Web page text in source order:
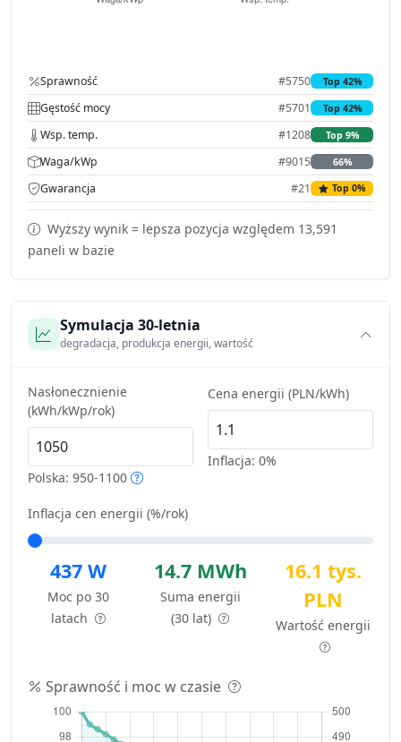
Sprawność #5750 Top 42%
Gęstość mocy #5701 Top 42%
Wsp. temp. #1208 Top 9%
Waga/kWp #9015 66%
Gwarancja #21 Top 0%
Wyższy wynik = lepsza pozycja względem 13,591
paneli w bazie
Symulacja 30-letnia
degradacja, produkcja energii, wartość
Nasłonecznienie
(kWh/kWp/rok)
Polska: 950-1100
Cena energii (PLN/kWh)
Inflacja: 0%
Inflacja cen energii (%/rok)
437 W
Moc po 30
latach
14.7 MWh
Suma energii
(30 lat)
16.1 tys.
PLN
Wartość energii
Sprawność i moc w czasie